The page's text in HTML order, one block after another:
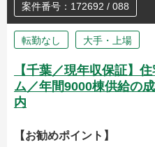
案件番号：172692 / 088
転勤なし 大手・上場
【千葉／現年収保証】
ム／年間9000棟供給の
内
【お勧めポイント】